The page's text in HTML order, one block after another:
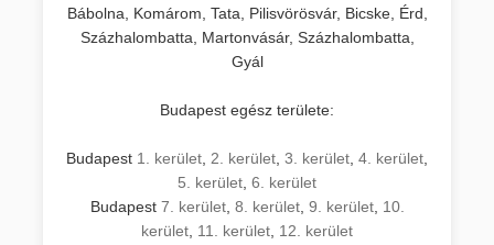
Bábolna, Komárom, Tata, Pilisvörösvár, Bicske, Érd,
Százhalombatta, Martonvásár, Százhalombatta,
Gyál
Budapest egész területe:
Budapest 1. kerület, 2. kerület, 3. kerület, 4. kerület,
5. kerület, 6. kerület
Budapest 7. kerület, 8. kerület, 9. kerület, 10.
kerület, 11. kerület, 12. kerület